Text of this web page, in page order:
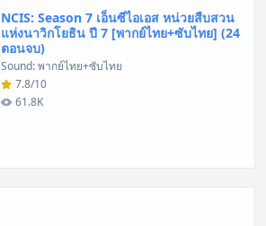
NCIS: Season 7 เอ็นซีไอเอส หน่วยสืบสวน
แห่งนาวิกโยธิน ปี 7 [พากย์ไทย+ซับไทย] (24
ตอนจบ)
Sound: พากย์ไทย+ซับไทย
7.8/10
61.8K